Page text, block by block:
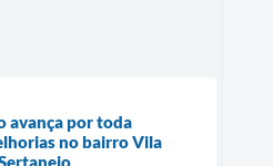
avança por toda
no bairro Vila